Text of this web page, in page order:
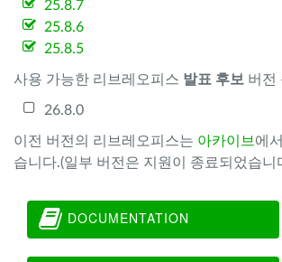
25.8.7
25.8.6
25.8.5
사용 가능한 리브레오피스 발표 후보 버전
26.8.0
이전 버전의 리브레오피스는 아카이브 에
습니다.(일부 버전은 지원이 종료되었습니
DOCUMENTATION